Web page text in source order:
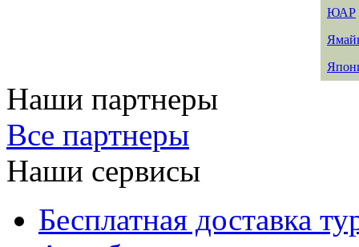
ЮАР
Наши партнеры
Все партнеры
Наши сервисы
Бесплатная доставка